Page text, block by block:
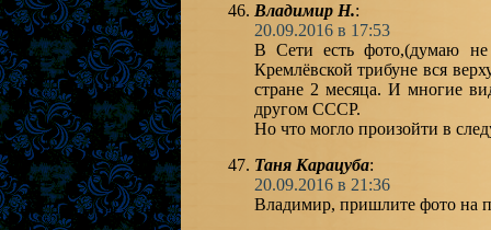
Владимир Н.:
20.09.2016 в 17:53
В Сети есть фото,(думаю не
Кремлёвской трибуне вся
стране 2 месяца. И многие
другом СССР.
Но что могло произойти в
Таня Карацуба:
20.09.2016 в 21:36
Владимир, пришлите фото на